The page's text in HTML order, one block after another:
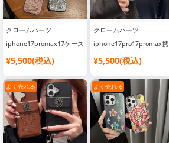
ッキ シルバー 耐衝撃 おし
ゃれ
クロームハーツ
iphone17promax17ケース
皮製 CHクロス レリーフ加
iphone1616pro携帯ケース
薄型 っぽい 耐衝撃 iPhone
1514ケースおしゃれブラ
ンドGalaxy s25s24s23スマ
ホカバー メンズ かっこい
¥5,500(税込)
クロームハーツ
iphone17pro17promax携
帯ケース 鏡付き ガラスケ
S25S24S23ケース
magsafe対応 chrome
hearts iPhone 16pro1514
スマホケース 個性 大人可
愛い
¥5,500(税込)
よく売れる よく売れる